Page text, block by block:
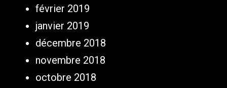
février 2019
janvier 2019
décembre 2018
novembre 2018
octobre 2018